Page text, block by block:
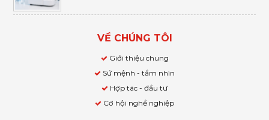
VỀ CHÚNG TÔI
Giới thiệu chung
Sứ mệnh - tầm nhìn
Hợp tác - đầu tư
Cơ hội nghề nghiệp